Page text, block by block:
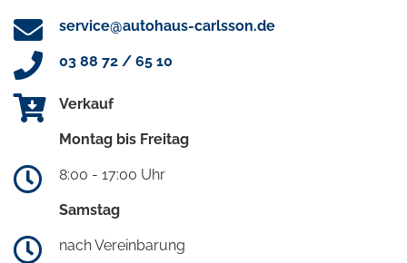
service@autohaus-carlsson.de
03 88 72 / 65 10
Verkauf
Montag bis Freitag
8:00 - 17:00 Uhr
Samstag
nach Vereinbarung